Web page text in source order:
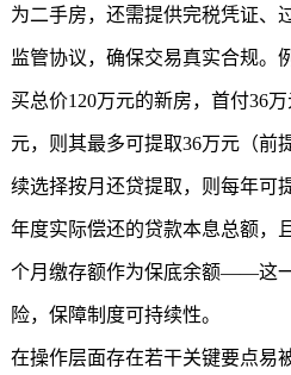
为二手房，还需提供完税凭证、
监管协议，确保交易真实合规。
买总价120万元的新房，首付36
元，则其最多可提取36万元（前
续选择按月还贷提取，则每年可
年度实际偿还的贷款本息总额，
个月缴存额作为保底余额——这
险，保障制度可持续性。
在操作层面存在若干关键要点易